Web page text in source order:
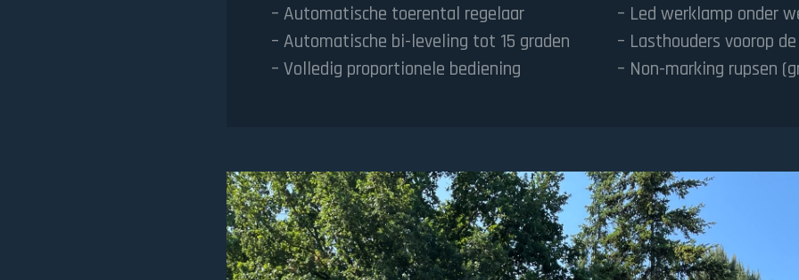
– Automatische toerental regelaar
– Automatische bi-leveling tot 15 graden
– Volledig proportionele bediening
– Led werklamp onder
– Lasthouders voorop
– Non-marking rupsen